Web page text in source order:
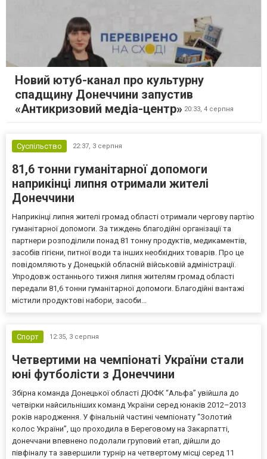
Новий ютуб-канал про культурну
спадщину Донеччини запустив
«Антикризовий медіа-центр» 20:33, 4 серпня
Суспільство 22:37, 3 серпня
81,6 тонни гуманітарної допомоги
наприкінці липня отримали жителі
Донеччини
Наприкінці липня жителі громад області отримали чергову партію
гуманітарної допомоги. За тиждень благодійні організації та
партнери розподілили понад 81 тонну продуктів, медикаментів,
засобів гігієни, питної води та інших необхідних товарів. Про це
повідомляють у Донецькій обласній військовій адміністрації.
Упродовж останнього тижня липня жителям громад області
передали 81,6 тонни гуманітарної допомоги. Благодійні вантажі
містили продуктові набори, засоби...
Спорт 12:35, 3 серпня
Четвертими на чемпіонаті України стали
юні футболісти з Донеччини
Збірна команда Донецької області ДЮФК “Альфа” увійшла до
четвірки найсильніших команд України серед юнаків 2012–2013
років народження. У фінальній частині чемпіонату “Золотий
колос України”, що проходила в Береговому на Закарпатті,
донеччани впевнено подолали груповий етап, дійшли до
півфіналу та завершили турнір на четвертому місці серед 11